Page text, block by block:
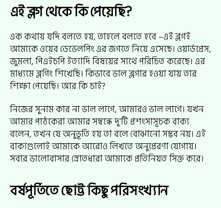
এই ব্লগ থেকে কি পেয়েছি?
এক কথায় যদি বলতে হয়, তাহলে বলতে হবে –এই ব্লগই
আমাকে ওয়েব ডেভেলপিং এর জগতে নিয়ে এসেছে। ওয়ার্ডপ্রেস,
জুমলা, পিএইচপি ইত্যাদি বিষয়ের সাথে পরিচিত করেছে। এর
মাধ্যমে ব্লগিং শিখেছি। কিভাবে ভাল ব্লগার হওয়া যায় তার
শিক্ষা পেয়েছি। আর কি চাই?
নিজের সুনাম কার না ভাল লাগে, আমারও ভাল লাগে। যখন
আমার পাঠকেরা আমার সম্বন্ধে দু’টি প্রশংসাসূচক বাক্য
বলেন, তখন যে অনুভূতি হয় তা বলে বোঝানো সম্ভব নয়। এই
বাক্যগুলোই আমাকে আরোও লিখতে অনুপ্রেরণা যোগায়।
সবার ভালোবাসার স্রোতধারা আমাকে প্রতিনিয়ত সিক্ত করে।
বর্ষপূর্তিতে ছোট্ট কিছু পরিসংখ্যান